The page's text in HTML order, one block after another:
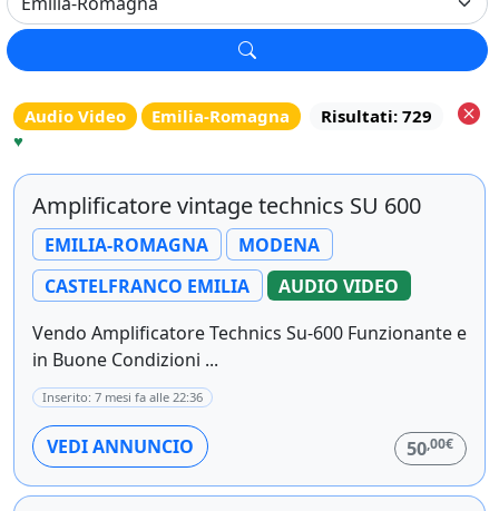
Audio Video Emilia-Romagna
Risultati: 729
♥
Amplificatore vintage technics SU 600
EMILIA-ROMAGNA
MODENA
CASTELFRANCO EMILIA
AUDIO VIDEO
Vendo Amplificatore Technics Su-600 Funzionante e
in Buone Condizioni ...
Inserito: 7 mesi fa alle 22:36
VEDI ANNUNCIO 50,00€